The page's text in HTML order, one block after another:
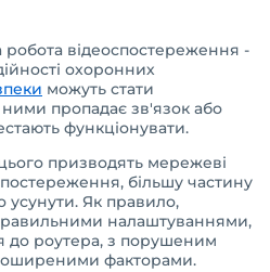
робота відеоспостереження -
охоронних
можуть стати
пропадає зв'язок або
функціонувати.
призводять мережеві
більшу частину
усунути. Як правило,
налаштуваннями,
до роутера, з порушеним
факторами.